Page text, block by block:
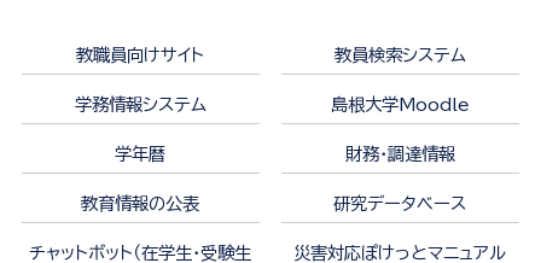
教職員向けサイト 教員検索システム
学務情報システム 島根大学Moodle
学年暦 財務・調達情報
教育情報の公表 研究データベース
チャットボット（在学生・受験生
災害対応ぽけっとマニュアル